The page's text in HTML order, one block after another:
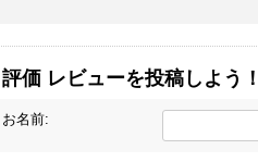
評価 レビューを投稿しよう！
お名前: